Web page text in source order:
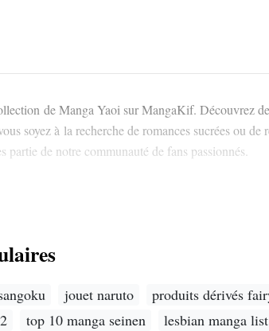
de Manga Yaoi sur MangaKif. Découvrez
soyez à la recherche de romances sucrées ou
partie de notre communauté de fans passionnés.
jouet naruto produits dérivés
top 10 manga seinen lesbian manga list